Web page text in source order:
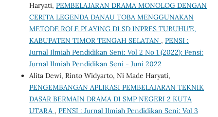
Haryati, PEMBELAJARAN DRAMA MONOLOG DENGAN
CERITA LEGENDA DANAU TOBA MENGGUNAKAN
METODE ROLE PLAYING DI SD INPRES TUBUHU’E,
KABUPATEN TIMOR TENGAH SELATAN , PENSI :
Jurnal Ilmiah Pendidikan Seni: Vol 2 No 1 (2022): Pensi:
Jurnal Ilmiah Pendidikan Seni - Juni 2022
Alita Dewi, Rinto Widyarto, Ni Made Haryati,
PENGEMBANGAN APLIKASI PEMBELAJARAN TEKNIK
DASAR BERMAIN DRAMA DI SMP NEGERI 2 KUTA
UTARA , PENSI : Jurnal Ilmiah Pendidikan Seni: Vol 3